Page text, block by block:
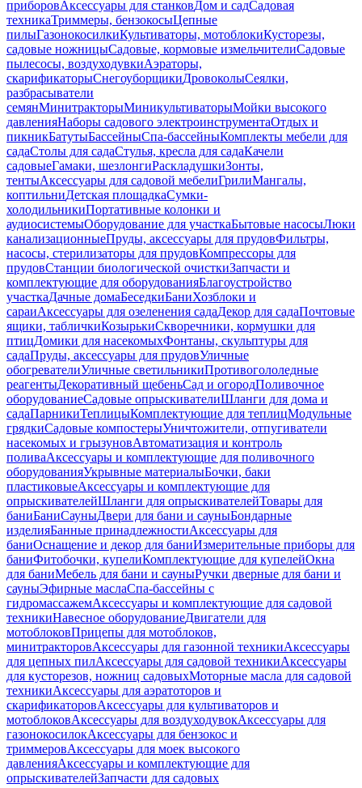
приборовАксессуары для станковДом и садСадовая
техникаТриммеры, бензокосыЦепные
пилыГазонокосилкиКультиваторы, мотоблокиКусторезы,
садовые ножницыСадовые, кормовые измельчителиСадовые
пылесосы, воздуходувкиАэраторы,
скарификаторыСнегоуборщикиДровоколыСеялки,
разбрасыватели
семянМинитракторыМиникультиваторыМойки высокого
давленияНаборы садового электроинструментаОтдых и
пикникБатутыБассейныСпа-бассейныКомплекты мебели для
садаСтолы для садаСтулья, кресла для садаКачели
садовыеГамаки, шезлонгиРаскладушкиЗонты,
тентыАксессуары для садовой мебелиГрилиМангалы,
коптильниДетская площадкаСумки-
холодильникиПортативные колонки и
аудиосистемыОборудование для участкаБытовые насосыЛюки
канализационныеПруды, аксессуары для прудовФильтры,
насосы, стерилизаторы для прудовКомпрессоры для
прудовСтанции биологической очисткиЗапчасти и
комплектующие для оборудованияБлагоустройство
участкаДачные домаБеседкиБаниХозблоки и
сараиАксессуары для озеленения садаДекор для садаПочтовые
ящики, табличкиКозырькиСкворечники, кормушки для
птицДомики для насекомыхФонтаны, скульптуры для
садаПруды, аксессуары для прудовУличные
обогревателиУличные светильникиПротивогололедные
реагентыДекоративный щебеньСад и огородПоливочное
оборудованиеСадовые опрыскивателиШланги для дома и
садаПарникиТеплицыКомплектующие для теплицМодульные
грядкиСадовые компостерыУничтожители, отпугиватели
насекомых и грызуновАвтоматизация и контроль
поливаАксессуары и комплектующие для поливочного
оборудованияУкрывные материалыБочки, баки
пластиковыеАксессуары и комплектующие для
опрыскивателейШланги для опрыскивателейТовары для
баниБаниСауныДвери для бани и сауныБондарные
изделияБанные принадлежностиАксессуары для
баниОснащение и декор для баниИзмерительные приборы для
баниФитобочки, купелиКомплектующие для купелейОкна
для баниМебель для бани и сауныРучки дверные для бани и
сауныЭфирные маслаСпа-бассейны с
гидромассажемАксессуары и комплектующие для садовой
техникиНавесное оборудованиеДвигатели для
мотоблоковПрицепы для мотоблоков,
минитракторовАксессуары для газонной техникиАксессуары
для цепных пилАксессуары для садовой техникиАксессуары
для кусторезов, ножниц садовыхМоторные масла для садовой
техникиАксессуары для аэратоторов и
скарификаторовАксессуары для культиваторов и
мотоблоковАксессуары для воздуходувокАксессуары для
газонокосилокАксессуары для бензокос и
триммеровАксессуары для моек высокого
давленияАксессуары и комплектующие для
опрыскивателейЗапчасти для садовых